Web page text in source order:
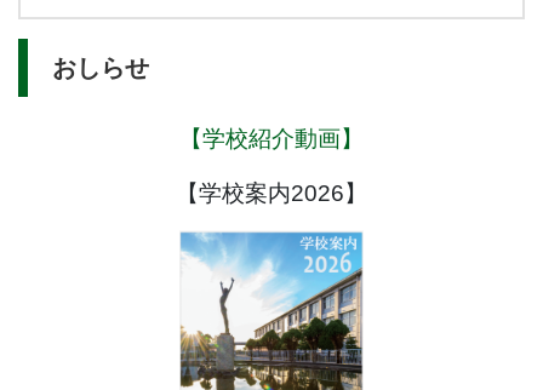
おしらせ
【学校紹介動画】
【学校案内2026】